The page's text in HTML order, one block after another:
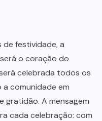
festividade, a
o coração do
celebrada todos os
a comunidade em
gratidão. A mensagem
cada celebração: com